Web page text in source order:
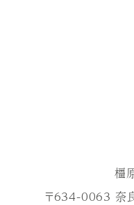
橿
〒634-0063 奈